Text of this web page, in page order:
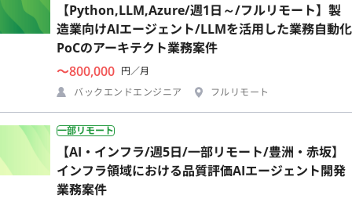
【Python,LLM,Azure/週1日～/フルリモート】製
造業向けAIエージェント/LLMを活用した業務自動化
PoCのアーキテクト業務案件
〜800,000 円／月
バックエンドエンジニア
フルリモート
一部リモート
【AI・インフラ/週5日/一部リモート/豊洲・赤坂】
インフラ領域における品質評価AIエージェント開発
業務案件